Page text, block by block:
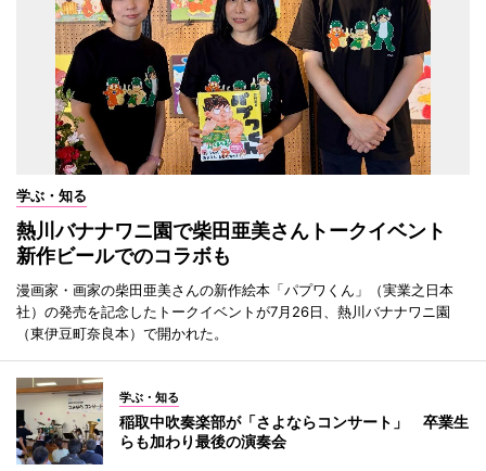
学ぶ・知る
熱川バナナワニ園で柴田亜美さんトークイベント
新作ビールでのコラボも
漫画家・画家の柴田亜美さんの新作絵本「パプワくん」（実業之日本
社）の発売を記念したトークイベントが7月26日、熱川バナナワニ園
（東伊豆町奈良本）で開かれた。
学ぶ・知る
稲取中吹奏楽部が「さよならコンサート」 卒業生
らも加わり最後の演奏会